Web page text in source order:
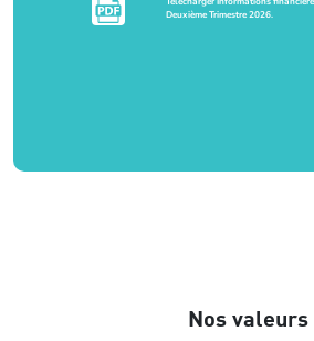
Deuxième Trimestre 2026.
Nos valeurs